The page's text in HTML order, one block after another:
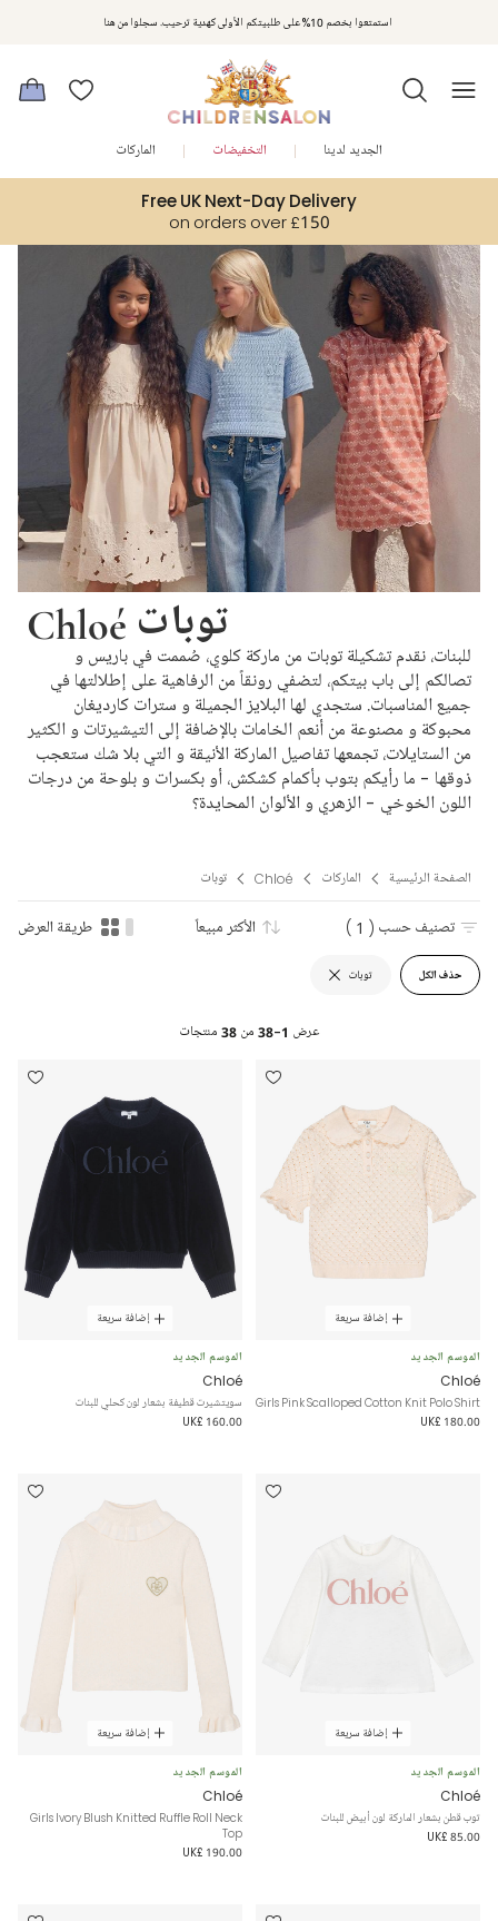
استمتعوا بخصم 10% على طلبيتكم الأولى كهدية ترحيب. سجلوا من هنا
مكافآت تشلدرن صالون | اجمعوا النقاط مع كل عملية شراء لتحصلوا على هدايا حصرية وعروض مصممة خصيصا لتلبي
متطلباتكم
Free UK Next-Day Delivery
on orders over £150
الجديد لدينا التخفيضات الماركات
Chloé توبات
للبنات، نقدم تشكيلة توبات من ماركة كلوي، صُممت في باريس و
تصالكم إلى باب بيتكم، لتضفي رونقاً من الرفاهية على إطلالتها في
جميع المناسبات. ستجدي لها البلايز الجميلة و سترات كارديغان
محبوكة و مصنوعة من أنعم الخامات بالإضافة إلى التيشيرتات و الكثير
من الستايلات، تجمعها تفاصيل الماركة الأنيقة و التي بلا شك ستعجب
ذوقها - ما رأيكم بتوب بأكمام كشكش، أو بكسرات و بلوحة من درجات
اللون الخوخي - الزهري و الألوان المحايدة؟
الصفحة الرئيسية الماركات Chloé توبات
حذف الكل توبات
تصنيف حسب ( 1 ) الأكثر مبيعاً طريقة العرض
عرض 1-38 من 38 منتجات
إضافة سريعة
الموسم الجديد
Chloé
Girls Pink Scalloped Cotton Knit Polo Shirt
UK£ 180.00
إضافة سريعة
الموسم الجديد
Chloé
سويتشيرت قطيفة بشعار لون كحلي للبنات
UK£ 160.00
إضافة سريعة
الموسم الجديد
Chloé
توب قطن بشعار الماركة لون أبيض للبنات
UK£ 85.00
إضافة سريعة
الموسم الجديد
Chloé
Girls Ivory Blush Knitted Ruffle Roll Neck
Top
UK£ 190.00